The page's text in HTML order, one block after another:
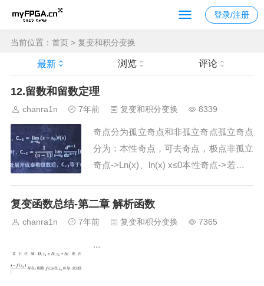
登录/注册
当前位置： 首页 > 复变和积分变换
最新 浏览 评论
12.留数和留数定理
chanra1n 7年前 复变和积分变换 8339
奇点分为孤立奇点和非孤立奇点孤立奇点
分为：本性奇点，可去奇点，极点非孤立
奇点->Ln(x)、ln(x) x≤0本性奇点->若不存
来比较复杂的函数，例如cosz/(z-3)）可
复变函数总结-第二章 解析函数
chanra1n 7年前 复变和积分变换 7365
...